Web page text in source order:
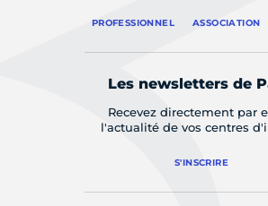
PROFESSIONNEL ASSOCIATION
Les newsletters de
Recevez directement par
l'actualité de vos centres
S'INSCRIRE